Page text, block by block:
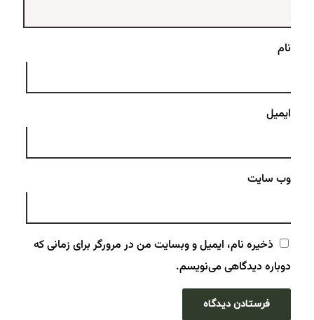
نام
ایمیل
وب‌ سایت
ذخیره نام، ایمیل و وبسایت من در مرورگر برای زمانی که
دوباره دیدگاهی می‌نویسم.